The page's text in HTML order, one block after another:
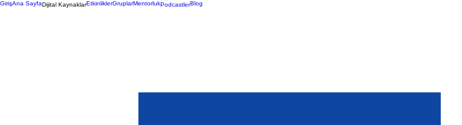
GirişAna SayfaDijital KaynaklarEtkinliklerGruplarMentorlukPodcastlerBlog